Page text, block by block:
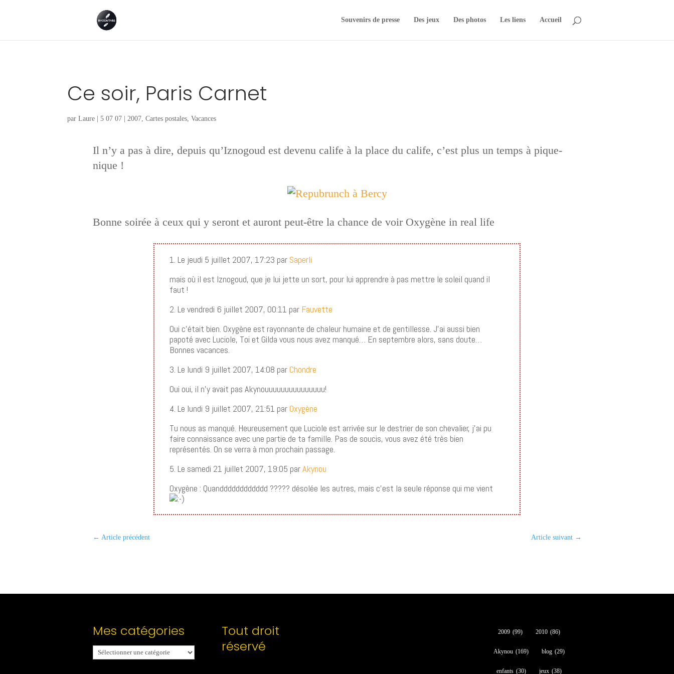
Souvenirs de presse Des jeux Des photos Les liens Accueil
Ce soir, Paris Carnet
parLaure |5 07 07 | 2007 ,Cartes postales ,Vacances
Il n’y a pas à dire, depuis qu’Iznogoud est devenu calife à la place du calife, c’est plus un temps à pique-
nique !
Bonne soirée à ceux qui y seront et auront peut-être la chance de voir Oxygène in real life
1. Le jeudi 5 juillet 2007, 17:23 par Saperli
mais où il est Iznogoud, que je lui jette un sort, pour lui apprendre à pas mettre le soleil quand il
faut !
2. Le vendredi 6 juillet 2007, 00:11 par Fauvette
Oui c’était bien. Oxygène est rayonnante de chaleur humaine et de gentillesse. J’ai aussi bien
papoté avec Luciole, Toi et Gilda vous nous avez manqué… En septembre alors, sans doute…
Bonnes vacances.
3. Le lundi 9 juillet 2007, 14:08 parChondre
Oui oui, il n’y avait pas Akynouuuuuuuuuuuuuuu!
4. Le lundi 9 juillet 2007, 21:51 parOxygène
Tu nous as manqué. Heureusement que Luciole est arrivée sur le destrier de son chevalier, j’ai pu
faire connaissance avec une partie de ta famille. Pas de soucis, vous avez été très bien
représentés. On se verra à mon prochain passage.
5. Le samedi 21 juillet 2007, 19:05 parAkynou
Oxygène : Quandddddddddddd ????? désolée les autres, mais c’est la seule réponse qui me vient
← Article précédent Article suivant→
Mes catégories
Mes
catégories
Tout droit
réservé
2009 (99) 2010 (86)
Akynou (169) blog (29)
enfants (30) jeux (38)